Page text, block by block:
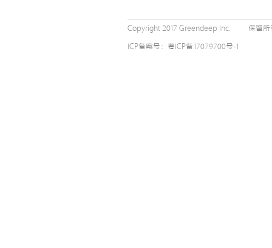
Copyright 2017 Greendeep Inc.
保留所
ICP备案号：粤ICP备17079700号-1